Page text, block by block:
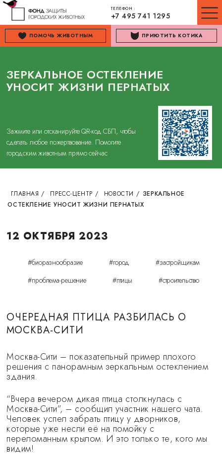
ТЕЛЕФОН :
+7 495 741 1295
ПОМОЧЬ ЖИВОТНЫМ ПРИЮТИТЬ КОТИКА
ЗЕРКАЛЬНОЕ ОСТЕКЛЕНИЕ
УНОСИТ ЖИЗНИ ПЕРНАТЫХ
Зажмите или отсканируйте QR-код СБП, чтобы
сделать любое пожертвование. Помогите
городским животным прямо сейчас
ГЛАВНАЯ / ПРЕСС-ЦЕНТР / НОВОСТИ / ЗЕРКАЛЬНОЕ
ОСТЕКЛЕНИЕ УНОСИТ ЖИЗНИ ПЕРНАТЫХ
12 ОКТЯБРЯ 2023
#биоразнообразие #город
#застройщикам
#проблема-решение
#птицы #строительство
ОЧЕРЕДНАЯ ПТИЦА РАЗБИЛАСЬ О
МОСКВА-СИТИ
Москва-Сити – показательный пример плохого
решения с панорамным зеркальным остеклением
здания.
“Вчера вечером дикая птица столкнулась с
Москва-Сити”, – сообщил участник нашего чата.
Человек успел забрать птицу у дворников,
которые уже несли её на помойку с
переломанным крылом. И это только те, кого мы
видим!